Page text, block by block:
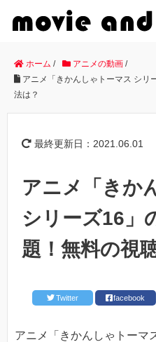
ホーム / アニメの動画 /
アニメ「きかんしゃトーマス シリ
法は？
最終更新日：2021.06.01
アニメ「きか
シリーズ16」
題！無料の視
Twitter facebook
アニメ「きかんしゃトーマ